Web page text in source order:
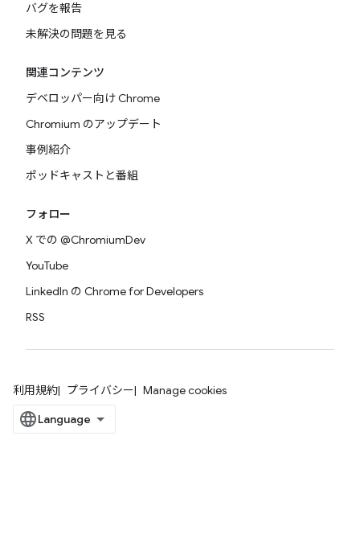
バグを報告
未解決の問題を見る
関連コンテンツ
デベロッパー向け Chrome
Chromium のアップデート
事例紹介
ポッドキャストと番組
フォロー
X での @ChromiumDev
YouTube
LinkedIn の Chrome for Developers
RSS
利用規約 プライバシー Manage cookies